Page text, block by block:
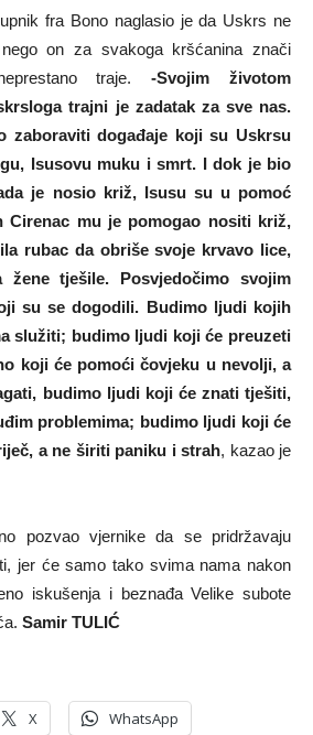
fra Bono naglasio je da Uskrs ne
on za svakoga kršćanina znači
traje.-Svojim životom
trajni je zadatak za sve nas.
zaboraviti događaje koji su Uskrsu
Isusovu muku i smrt. I dok je bio
je nosio križ, Isusu su u pomoć
Cirenac mu je pomogao nositi križ,
rubac da obriše svoje krvavo lice,
žene tješile. Posvjedočimo svojim
su se dogodili. Budimo ljudi kojih
služiti; budimo ljudi koji će preuzeti
koji će pomoći čovjeku u nevolji, a
budimo ljudi koji će znati tješiti,
problemima; budimo ljudi koji će
a ne širiti paniku i strah, kazao je
pozvao vjernike da se pridržavaju
jer će samo tako svima nama nakon
iskušenja i beznađa Velike subote
Samir TULIĆ
X WhatsApp